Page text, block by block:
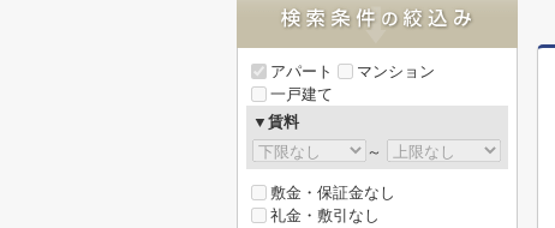
アパート
マンション
一戸建て
▼賃料
～
敷金・保証金なし
礼金・敷引なし